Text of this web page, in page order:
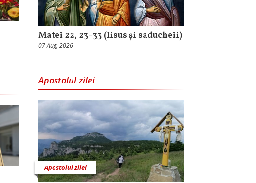
Matei 22, 23–33 (Iisus și saducheii)
07 Aug, 2026
Apostolul zilei
Apostolul zilei